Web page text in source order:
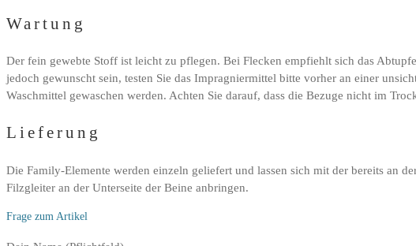
Wartung
Der fein gewebte Stoff ist leicht zu pflegen. Bei Flecken empfiehlt sich das
jedoch gewunscht sein, testen Sie das Impragniermittel bitte vorher an einer
Waschmittel gewaschen werden. Achten Sie darauf, dass die Bezuge nicht im
Lieferung
Die Family-Elemente werden einzeln geliefert und lassen sich mit der bereits an
Filzgleiter an der Unterseite der Beine anbringen.
Frage zum Artikel